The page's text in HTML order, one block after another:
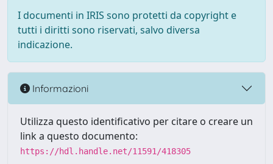
I documenti in IRIS sono protetti da copyright e
tutti i diritti sono riservati, salvo diversa
indicazione.
Informazioni
Utilizza questo identificativo per citare o creare un
link a questo documento:
https://hdl.handle.net/11591/418305